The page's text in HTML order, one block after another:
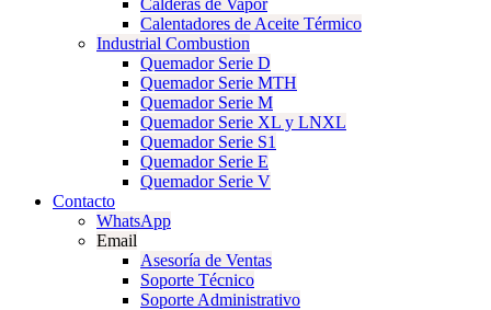
Calentadores de Aceite Térmico
Industrial Combustion
Quemador Serie D
Quemador Serie MTH
Quemador Serie M
Quemador Serie XL y LNXL
Quemador Serie S1
Quemador Serie E
Quemador Serie V
Contacto
WhatsApp
Email
Asesoría de Ventas
Soporte Técnico
Soporte Administrativo